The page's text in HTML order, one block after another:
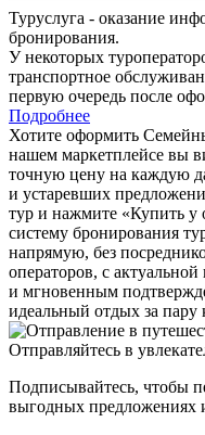
Туруслуга - оказание
бронирования.
У некоторых
транспортное
первую очередь после
Подробнее
Хотите оформить
нашем маркетплейсе вы
точную цену на каждую
и устаревших
тур и нажмите «Купить у
систему бронирования
напрямую, без
операторов, с
и мгновенным
идеальный отдых за пару
Отправляйтесь в
Подписывайтесь, чтобы
выгодных предложениях